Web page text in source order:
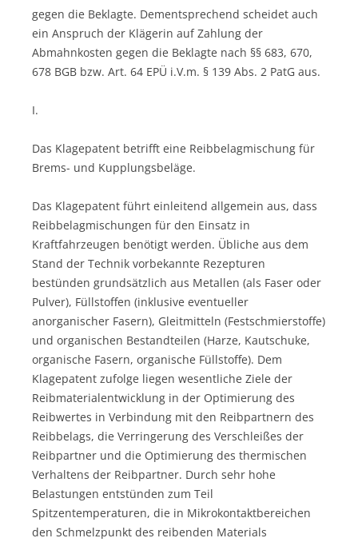
gegen die Beklagte. Dementsprechend scheidet auch
ein Anspruch der Klägerin auf Zahlung der
Abmahnkosten gegen die Beklagte nach §§ 683, 670,
678 BGB bzw. Art. 64 EPÜ i.V.m. § 139 Abs. 2 PatG aus.
I.
Das Klagepatent betrifft eine Reibbelagmischung für
Brems- und Kupplungsbeläge.
Das Klagepatent führt einleitend allgemein aus, dass
Reibbelagmischungen für den Einsatz in
Kraftfahrzeugen benötigt werden. Übliche aus dem
Stand der Technik vorbekannte Rezepturen
bestünden grundsätzlich aus Metallen (als Faser oder
Pulver), Füllstoffen (inklusive eventueller
anorganischer Fasern), Gleitmitteln (Festschmierstoffe)
und organischen Bestandteilen (Harze, Kautschuke,
organische Fasern, organische Füllstoffe). Dem
Klagepatent zufolge liegen wesentliche Ziele der
Reibmaterialentwicklung in der Optimierung des
Reibwertes in Verbindung mit den Reibpartnern des
Reibbelags, die Verringerung des Verschleißes der
Reibpartner und die Optimierung des thermischen
Verhaltens der Reibpartner. Durch sehr hohe
Belastungen entstünden zum Teil
Spitzentemperaturen, die in Mikrokontaktbereichen
den Schmelzpunkt des reibenden Materials